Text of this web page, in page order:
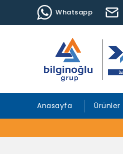
Whatsapp
Anasayfa Ürünler